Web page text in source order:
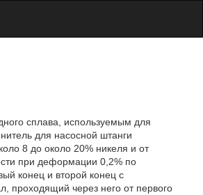
сплава, используемым для
для насосной штанги
8 до около 20% никеля и от
при деформации 0,2% по
конец и второй конец с
проходящий через него от первого